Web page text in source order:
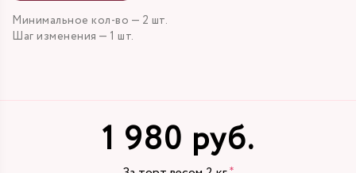
Минимальное кол-во — 2 шт.
Шаг изменения — 1 шт.
1 980 руб.